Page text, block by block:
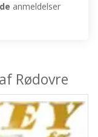
anmeldelser
Rødovre